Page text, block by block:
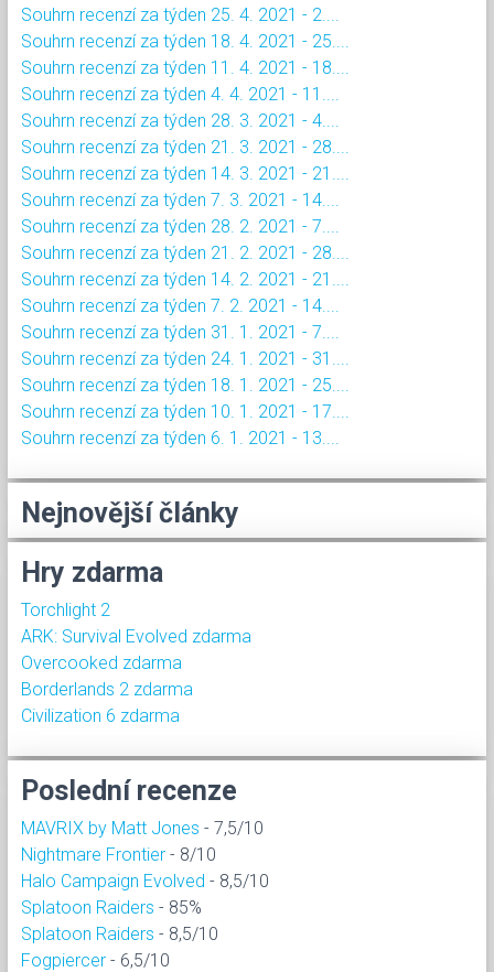
Souhrn recenzí za týden 25. 4. 2021 - 2....
Souhrn recenzí za týden 18. 4. 2021 - 25....
Souhrn recenzí za týden 11. 4. 2021 - 18....
Souhrn recenzí za týden 4. 4. 2021 - 11....
Souhrn recenzí za týden 28. 3. 2021 - 4....
Souhrn recenzí za týden 21. 3. 2021 - 28....
Souhrn recenzí za týden 14. 3. 2021 - 21....
Souhrn recenzí za týden 7. 3. 2021 - 14....
Souhrn recenzí za týden 28. 2. 2021 - 7....
Souhrn recenzí za týden 21. 2. 2021 - 28....
Souhrn recenzí za týden 14. 2. 2021 - 21....
Souhrn recenzí za týden 7. 2. 2021 - 14....
Souhrn recenzí za týden 31. 1. 2021 - 7....
Souhrn recenzí za týden 24. 1. 2021 - 31....
Souhrn recenzí za týden 18. 1. 2021 - 25....
Souhrn recenzí za týden 10. 1. 2021 - 17....
Souhrn recenzí za týden 6. 1. 2021 - 13....
Nejnovější články
Hry zdarma
Torchlight 2
ARK: Survival Evolved zdarma
Overcooked zdarma
Borderlands 2 zdarma
Civilization 6 zdarma
Poslední recenze
MAVRIX by Matt Jones - 7,5/10
Nightmare Frontier - 8/10
Halo Campaign Evolved - 8,5/10
Splatoon Raiders - 85%
Splatoon Raiders - 8,5/10
Fogpiercer - 6,5/10